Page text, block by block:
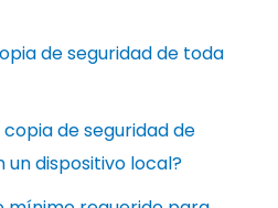
de seguridad de toda
de seguridad de
un dispositivo local?